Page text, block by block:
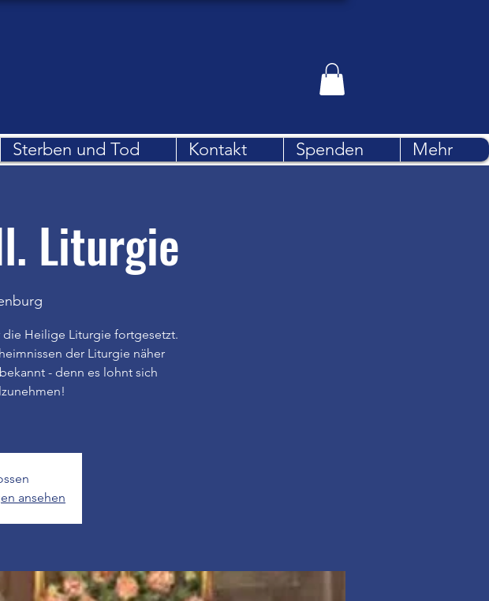
Sterben und Tod Kontakt Spenden Mehr
Liturgie
Heilige Liturgie fortgesetzt.
der Liturgie näher
- denn es lohnt sich
ansehen